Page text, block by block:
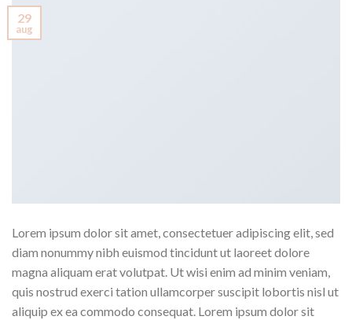
29
aug
Lorem ipsum dolor sit amet, consectetuer adipiscing elit, sed
diam nonummy nibh euismod tincidunt ut laoreet dolore
magna aliquam erat volutpat. Ut wisi enim ad minim veniam,
quis nostrud exerci tation ullamcorper suscipit lobortis nisl ut
aliquip ex ea commodo consequat. Lorem ipsum dolor sit